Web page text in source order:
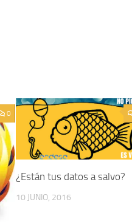
0
¿Están tus datos a salvo?
10 JUNIO, 2016